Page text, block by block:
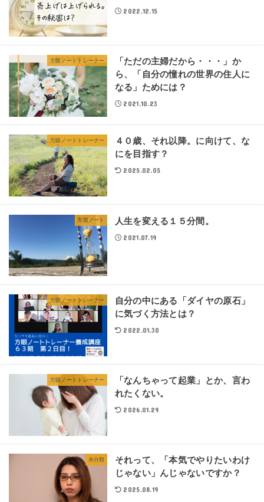
2022.12.15
方眼ノートトレーナー
「ただの主婦だから・・・」か
ら、「自分の憧れの世界の住人に
なる」ためには？
2021.10.23
方眼ノートトレーナー
４０歳、それ以降。に向けて、な
にを目指す？
2025.02.05
方眼ノート 人生を変える１５分間。
2021.07.19
方眼ノートトレーナー
自分の中にある「ダイヤの原石」
に気づく方法とは？
2022.01.30
方眼ノートトレーナー
「なんちゃって起業」とか、言わ
れたくない。
2026.01.29
未分類
それって、「本気でやりたいわけ
じゃない」んじゃないですか？
2025.08.19